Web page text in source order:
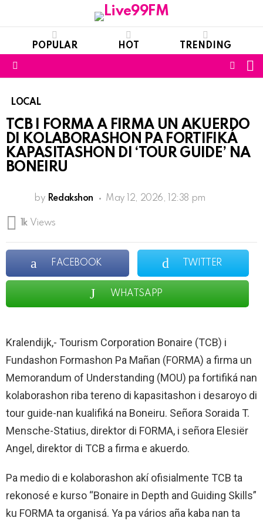
POPULAR HOT TRENDING
LOCAL
TCB I FORMA A FIRMA UN AKUERDO
DI KOLABORASHON PA FORTIFIKÁ
KAPASITASHON DI ‘TOUR GUIDE’ NA
BONEIRU
by Redakshon May 12, 2026, 12:38 pm
1k Views
FACEBOOK TWITTER
WHATSAPP
Kralendijk,- Tourism Corporation Bonaire (TCB) i
Fundashon Formashon Pa Mañan (FORMA) a firma un
Memorandum of Understanding (MOU) pa fortifiká nan
kolaborashon riba tereno di kapasitashon i desaroyo di
tour guide-nan kualifiká na Boneiru. Señora Soraida T.
Mensche-Statius, direktor di FORMA, i señora Elesiër
Angel, direktor di TCB a firma e akuerdo.
Pa medio di e kolaborashon akí ofisialmente TCB ta
rekonosé e kurso “Bonaire in Depth and Guiding Skills”
ku FORMA ta organisá. Ya pa vários aña kaba nan ta